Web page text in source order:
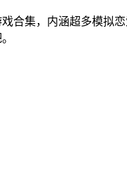
合集，内涵超多模拟